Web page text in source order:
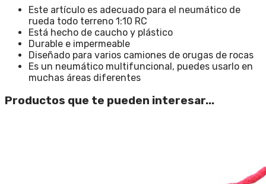
Este artículo es adecuado para el neumático de
rueda todo terreno 1:10 RC
Está hecho de caucho y plástico
Durable e impermeable
Diseñado para varios camiones de orugas de rocas
Es un neumático multifuncional, puedes usarlo en
muchas áreas diferentes
Productos que te pueden interesar...